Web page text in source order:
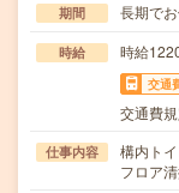
期間 長期で
時給 時給
交通
交通費
仕事内容
構内ト
フロア